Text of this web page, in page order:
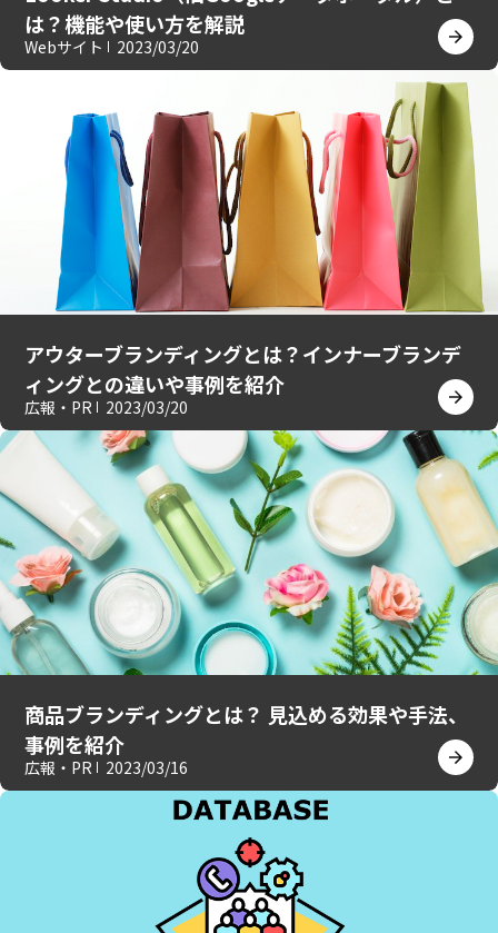
は？機能や使い方を解説
Webサイト 2023/03/20
アウターブランディングとは？インナーブランデ
ィングとの違いや事例を紹介
広報・PR 2023/03/20
商品ブランディングとは？ 見込める効果や手法、
事例を紹介
広報・PR 2023/03/16